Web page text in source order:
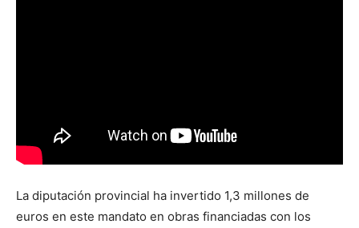
La diputación provincial ha invertido 1,3 millones de
euros en este mandato en obras financiadas con los